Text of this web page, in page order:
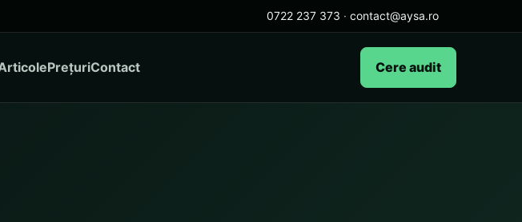
0722 237 373 · contact@aysa.ro
PrețuriContact Cere audit